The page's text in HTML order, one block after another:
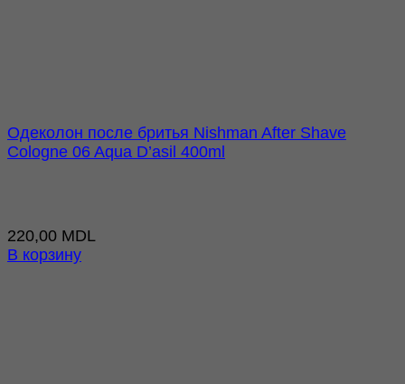
Одеколон после бритья Nishman After Shave
Cologne 06 Aqua D’asil 400ml
220,00 MDL
В корзину